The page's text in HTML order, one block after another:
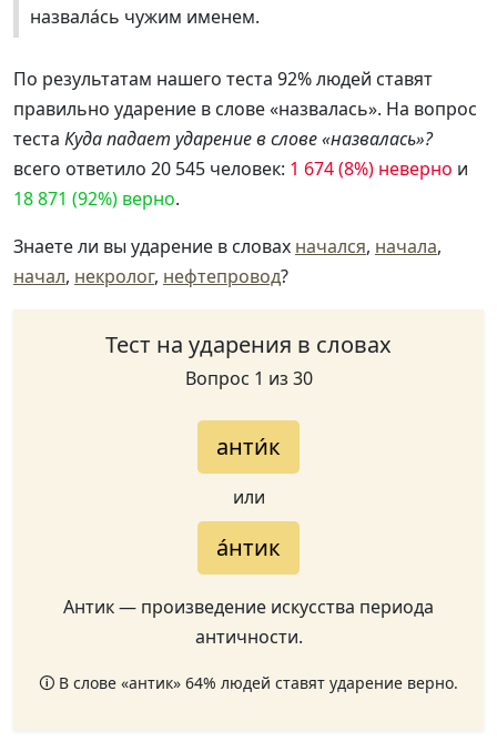
назвала́сь чужим именем.
По результатам нашего теста 92% людей ставят
правильно ударение в слове «назвалась». На вопрос
теста Куда падает ударение в слове «назвалась»?
всего ответило 20 545 человек: 1 674 (8%) неверно и
18 871 (92%) верно.
Знаете ли вы ударение в словах начался, начала,
начал, некролог, нефтепровод?
Тест на ударения в словах
Вопрос 1 из 30
анти́к
или
а́нтик
Антик — произведение искусства периода
античности.
🛈 В слове «антик» 64% людей ставят ударение верно.